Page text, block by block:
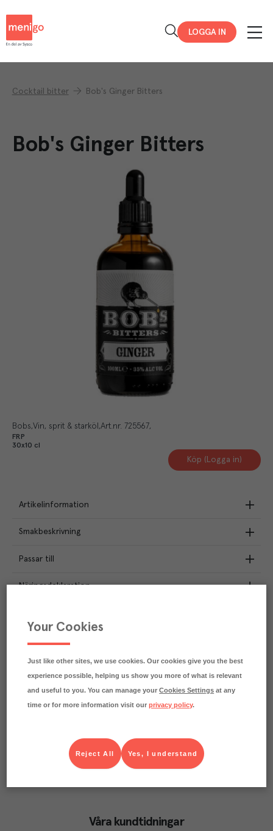
LOGGA IN
Cocktail bitter Bob's Ginger Bitters
Bob's Ginger Bitters
Bobs Vin, sprit & starköl Art.nr. 725567
FRP
30x10 cl
Köp (Logga in)
Artikelinformation
Smakbeskrivning
Passar till
Näringsdeklaration
CO₂e/kg
Varje kilo av varan påverkar klimatet motsvarande
Läs mer om hur vi beräknar klimatavtryck
Våra kundtidningar
Your Cookies
Just like other sites, we use cookies. Our cookies give you the best
experience possible, helping us show you more of what is relevant
and useful to you. You can manage yourCookies Settings at any
time or for more information visit ourprivacy policy.
Yes, I understand
Reject All